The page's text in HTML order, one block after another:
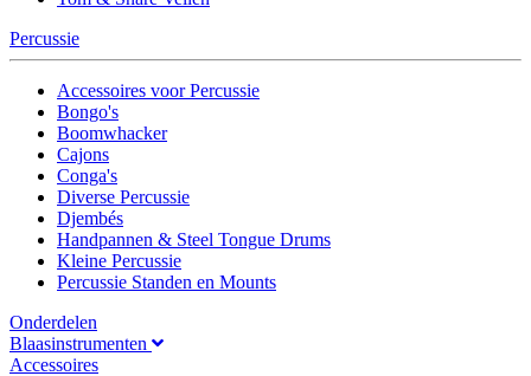
Percussie
Accessoires voor Percussie
Bongo's
Boomwhacker
Cajons
Conga's
Diverse Percussie
Djembés
Handpannen & Steel Tongue Drums
Kleine Percussie
Percussie Standen en Mounts
Onderdelen
Blaasinstrumenten
Accessoires